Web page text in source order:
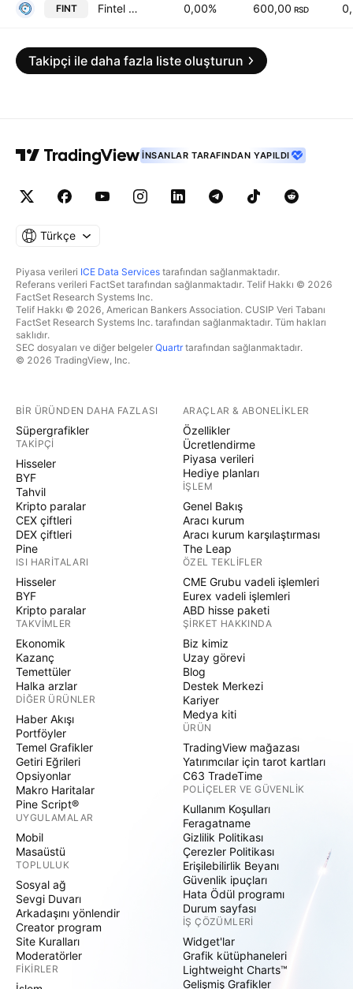
FINT Fintel Energija AD 0,00% 600,00 RSD
Takipçi ile daha fazla liste oluşturun
İNSANLAR TARAFINDAN YAPILDI
Türkçe
Piyasa verileri ICE Data Services tarafından sağlanmaktadır.
Referans verileri FactSet tarafından sağlanmaktadır. Telif Hakkı © 2026
FactSet Research Systems Inc.
Telif Hakkı © 2026, American Bankers Association. CUSIP Veri Tabanı
FactSet Research Systems Inc. tarafından sağlanmaktadır. Tüm hakları
saklıdır.
SEC dosyaları ve diğer belgeler Quartrtarafından sağlanmaktadır.
© 2026 TradingView, Inc.
BIR ÜRÜNDEN DAHA FAZLASI
Süpergrafikler
TAKIPÇI
Hisseler
BYF
Tahvil
Kripto paralar
CEX çiftleri
DEX çiftleri
Pine
ISI HARITALARI
Hisseler
BYF
Kripto paralar
TAKVIMLER
Ekonomik
Kazanç
Temettüler
Halka arzlar
DIĞER ÜRÜNLER
Haber Akışı
Portföyler
Temel Grafikler
Getiri Eğrileri
Opsiyonlar
Makro Haritalar
Pine Script®
UYGULAMALAR
Mobil
Masaüstü
TOPLULUK
Sosyal ağ
Sevgi Duvarı
Arkadaşını yönlendir
Creator program
Site Kuralları
Moderatörler
FIKIRLER
ARAÇLAR & ABONELIKLER
Özellikler
Ücretlendirme
Piyasa verileri
Hediye planları
İŞLEM
Genel Bakış
Aracı kurum
Aracı kurum karşılaştırması
The Leap
ÖZEL TEKLIFLER
CME Grubu vadeli işlemleri
Eurex vadeli işlemleri
ABD hisse paketi
ŞIRKET HAKKINDA
Biz kimiz
Uzay görevi
Blog
Destek Merkezi
Kariyer
Medya kiti
ÜRÜN
TradingView mağazası
Yatırımcılar için tarot kartları
C63 TradeTime
POLIÇELER VE GÜVENLIK
Kullanım Koşulları
Feragatname
Gizlilik Politikası
Çerezler Politikası
Erişilebilirlik Beyanı
Güvenlik ipuçları
Hata Ödül programı
Durum sayfası
İŞ ÇÖZÜMLERI
Widget'lar
Grafik kütüphaneleri
Lightweight Charts™
Gelişmiş Grafikler